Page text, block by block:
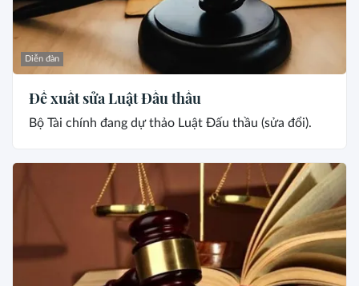
Diễn đàn
Đề xuất sửa Luật Đấu thầu
Bộ Tài chính đang dự thảo Luật Đấu thầu (sửa đổi).